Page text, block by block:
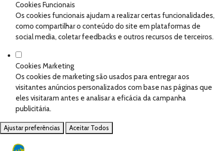
Cookies Funcionais
Os cookies funcionais ajudam a realizar certas funcionalidades,
como compartilhar o conteúdo do site em plataformas de
social media, coletar feedbacks e outros recursos de terceiros.
Cookies Marketing
Os cookies de marketing são usados para entregar aos
visitantes anúncios personalizados com base nas páginas que
eles visitaram antes e analisar a eficácia da campanha
publicitária.
Ajustar preferências Aceitar Todos